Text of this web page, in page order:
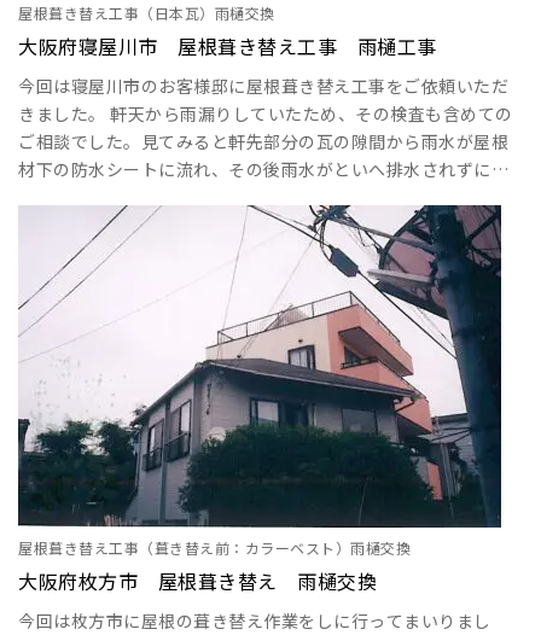
屋根葺き替え工事（日本瓦）雨樋交換
大阪府寝屋川市 屋根葺き替え工事 雨樋工事
今回は寝屋川市のお客様邸に屋根葺き替え工事をご依頼いただ
きました。 軒天から雨漏りしていたため、その検査も含めての
ご相談でした。見てみると軒先部分の瓦の隙間から雨水が屋根
材下の防水シートに流れ、その後雨水がといへ排水されずに、
みるともともと日本瓦の屋根でしたが、経年劣化により漆喰が
痩せて硬くなっていました。ご依頼主様と相談して今回はS瓦の
瓦屋根に葺き替えをすることになりました。 まずは既存の瓦を
撤去する瓦降ろしの作業をしていきます。瓦を一･･･
屋根葺き替え工事（葺き替え前：カラーベスト）雨樋交換
大阪府枚方市 屋根葺き替え 雨樋交換
今回は枚方市に屋根の葺き替え作業をしに行ってまいりまし